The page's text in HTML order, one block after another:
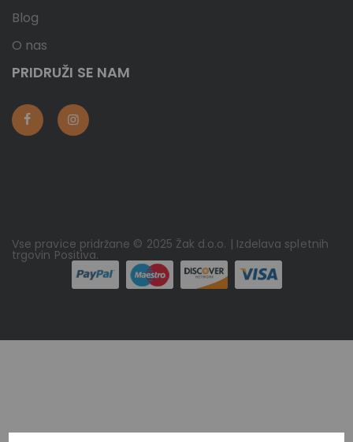
Blog
O nas
PRIDRUŽI SE NAM
Vse pravice pridržane © 2025 Žak d.o.o. | Izdelava spletnih
trgovin Positiva.